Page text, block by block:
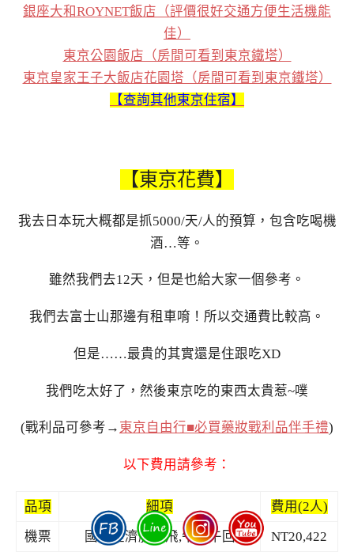
銀座大和ROYNET飯店（評價很好交通方便生活機能
佳）
東京公園飯店（房間可看到東京鐵塔）
東京皇家王子大飯店花園塔（房間可看到東京鐵塔）
【查詢其他東京住宿】
【東京花費】
我去日本玩大概都是抓5000/天/人的預算，包含吃喝機
酒…等。
雖然我們去12天，但是也給大家一個參考。
我們去富士山那邊有租車唷！所以交通費比較高。
但是……最貴的其實還是住跟吃XD
我們吃太好了，然後東京吃的東西太貴惹~噗
(戰利品可參考→ 東京自由行■必買藥妝戰利品伴手禮)
以下費用請參考：
品項 細項
費用(2人)
機票
國泰經濟艙直飛,午去午回 NT20,422